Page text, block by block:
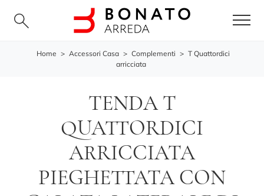
Home > Accessori Casa > Complementi > T Quattordici
arricciata
TENDA T
QUATTORDICI
ARRICCIATA
PIEGHETTATA CON